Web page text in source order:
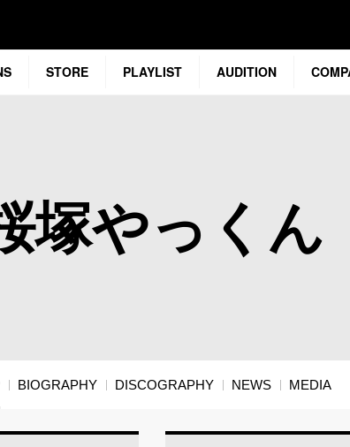
STORE PLAYLIST AUDITION
塚やっくん
BIOGRAPHY DISCOGRAPHY NEWS MEDIA